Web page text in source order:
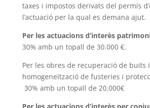
taxes i impostos derivats del permís
l’actuació per la qual es demana ajut.
Per les actuacions d’interès
30% amb un topall de 30.000 €.
Per les obres de recuperació de buits i
homogeneïtzació de fusteries i
30% amb un topall de 20.000€
Per les actuacions d’interès per